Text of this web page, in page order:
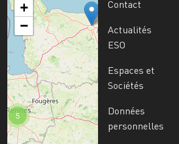
5
+
−
Contact
Actualités
ESO
Espaces et
Sociétés
Données
personnelles